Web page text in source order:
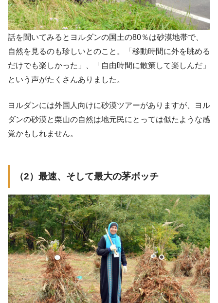
話を聞いてみるとヨルダンの国土の80％は砂漠地帯で、
自然を見るのも珍しいとのこと。「移動時間に外を眺める
だけでも楽しかった」、「自由時間に散策して楽しんだ」
という声がたくさんありました。
ヨルダンには外国人向けに砂漠ツアーがありますが、ヨル
ダンの砂漠と栗山の自然は地元民にとっては似たような感
覚かもしれません。
（2）最速、そして最大の茅ボッチ